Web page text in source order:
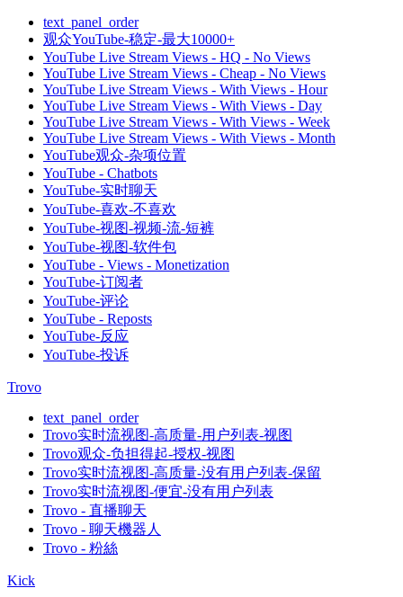
text_panel_order
观众YouTube-稳定-最大10000+
YouTube Live Stream Views - HQ - No Views
YouTube Live Stream Views - Cheap - No Views
YouTube Live Stream Views - With Views - Hour
YouTube Live Stream Views - With Views - Day
YouTube Live Stream Views - With Views - Week
YouTube Live Stream Views - With Views - Month
YouTube观众-杂项位置
YouTube - Chatbots
YouTube-实时聊天
YouTube-喜欢-不喜欢
YouTube-视图-视频-流-短裤
YouTube-视图-软件包
YouTube - Views - Monetization
YouTube-订阅者
YouTube-评论
YouTube - Reposts
YouTube-反应
YouTube-投诉
Trovo
text_panel_order
Trovo实时流视图-高质量-用户列表-视图
Trovo观众-负担得起-授权-视图
Trovo实时流视图-高质量-没有用户列表-保留
Trovo实时流视图-便宜-没有用户列表
Trovo - 直播聊天
Trovo - 聊天機器人
Trovo - 粉絲
Kick